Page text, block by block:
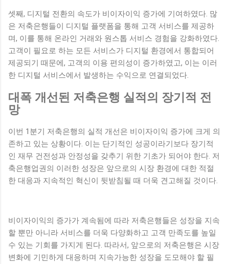
셋째, 디지털 전환의 속도가 비이자이익 증가에 기여하였다. 많
은 저축은행들이 디지털 플랫폼을 통해 고객 서비스를 제공하
며, 이를 통해 온라인 거래와 원스톱 서비스 경험을 강화하였다.
고객이 필요로 하는 모든 서비스가 디지털 환경에서 통합되어
제공되기 때문에, 고객의 이용 편의성이 증가하였고, 이는 이러
한 디지털 서비스에서 발생하는 수익으로 연결되었다.
대폭 개선된 저축은행 실적의 장기적 전
망
이번 1분기 저축은행의 실적 개선은 비이자이익 증가에 크게 의
존하고 있는 상황이다. 이는 단기적인 성공이라기보다 장기적
인 재무 건전성과 안정성을 갖추기 위한 기초가 되어야 한다. 저
축은행업권의 이러한 성장은 앞으로의 시장 환경에 대한 적절
한 대응과 지속적인 혁신이 뒷받침될 때 더욱 견고해질 것이다.
비이자이익의 증가가 계속됨에 따라 저축은행들은 성장을 지속
할 뿐만 아니라 서비스를 더욱 다양화하고 고객 만족도를 높일
수 있는 기회를 가지게 된다. 따라서, 앞으로의 저축은행은 시장
변화에 기민하게 대응하며 지속가능한 성장을 도모해야 할 필